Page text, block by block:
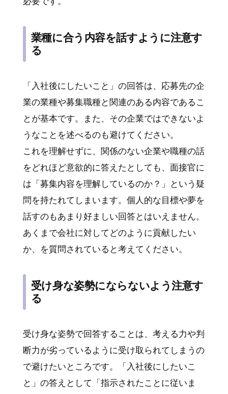
業種に合う内容を話すように注意す
る
「入社後にしたいこと」の回答は、応募先の企
業の業種や募集職種と関連のある内容であるこ
とが基本です。また、その企業ではできないよ
うなことを述べるのも避けてください。
これを理解せずに、関係のない企業や職種の話
をどれほど意欲的に答えたとしても、面接官に
は「募集内容を理解しているのか？」という疑
問を持たれてしまいます。個人的な目標や夢を
話すのもあまり好ましい回答とはいえません。
あくまで会社に対してどのように貢献したい
か、を質問されていると考えてください。
受け身な姿勢にならないよう注意す
る
受け身な姿勢で回答することは、考える力や判
断力が劣っているように受け取られてしまうの
で避けたいところです。「入社後にしたいこ
と」の答えとして「指示されたことに従いま